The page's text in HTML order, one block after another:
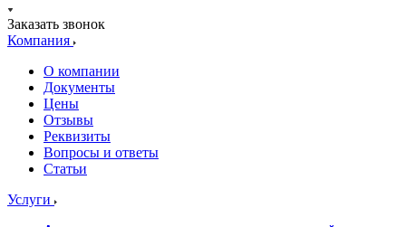
Заказать звонок
Компания
О компании
Документы
Цены
Отзывы
Реквизиты
Вопросы и ответы
Статьи
Услуги